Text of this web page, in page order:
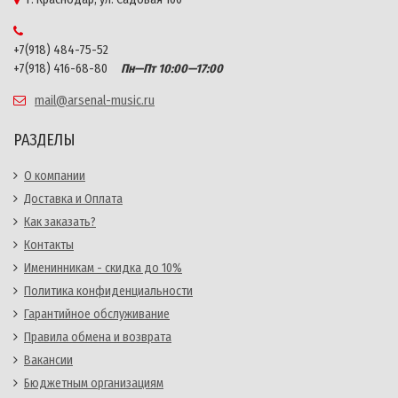
+7(918) 484-75-52
+7(918) 416-68-80
Пн—Пт 10:00—17:00
mail@arsenal-music.ru
РАЗДЕЛЫ
О компании
Доставка и Оплата
Как заказать?
Контакты
Именинникам - скидка до 10%
Политика конфиденциальности
Гарантийное обслуживание
Правила обмена и возврата
Вакансии
Бюджетным организациям